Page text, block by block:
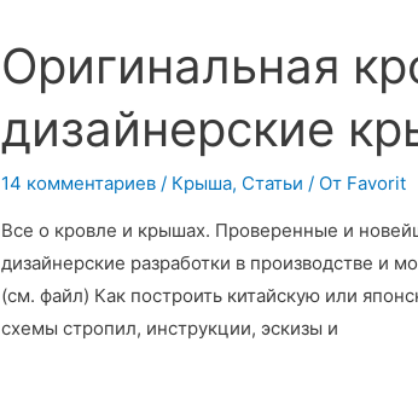
Оригинальная
дизайнерские
14 комментариев / Крыша, Статьи / От Favorit
Все о кровле и крышах. Проверенные и
дизайнерские разработки в производстве и
(см. файл) Как построить китайскую или
схемы стропил, инструкции, эскизы и